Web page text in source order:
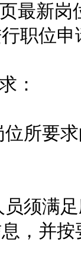
新岗
职位申
：
要求
满足
，并